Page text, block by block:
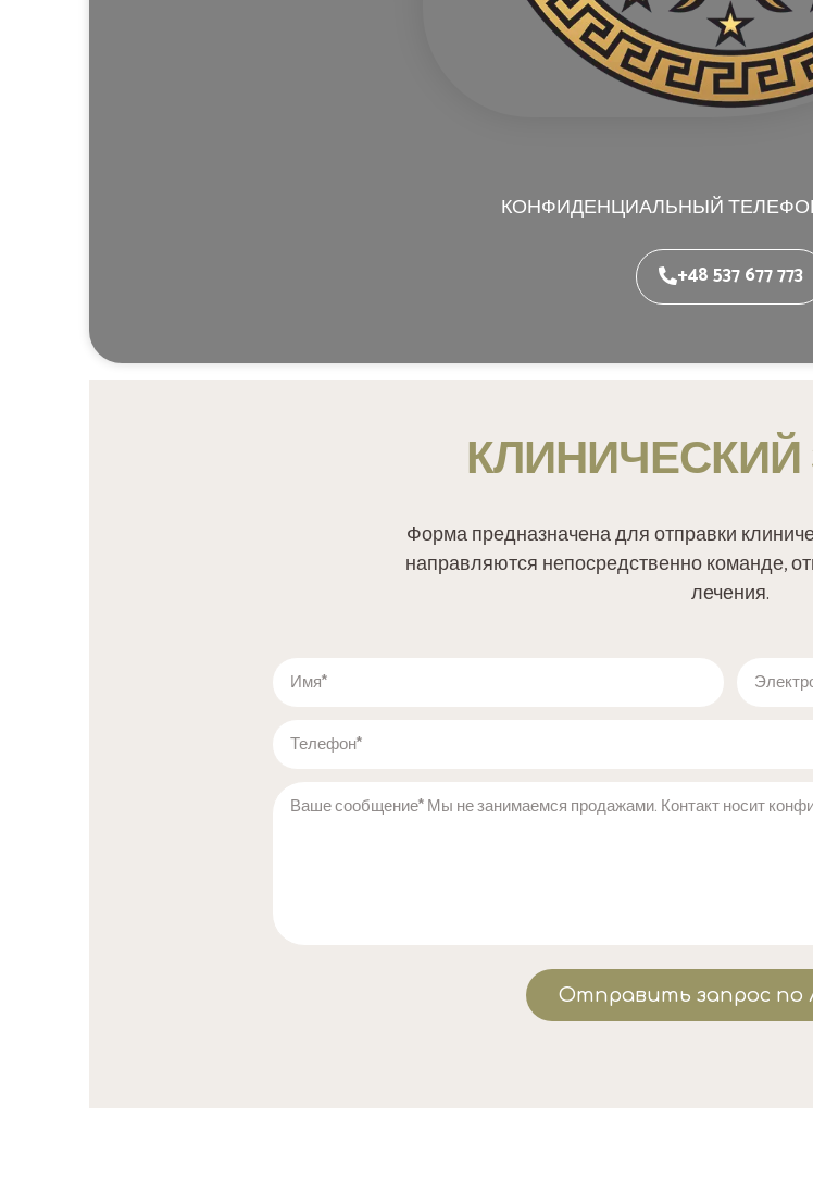
КОНФИДЕНЦИАЛЬНЫЙ
+48 537 677 773
Форма предназначена для отправки
направляются непосредственно команде,
лечения.
Отправить запрос по